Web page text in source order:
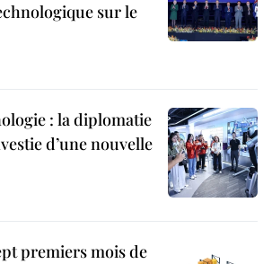
sur le
: la diplomatie
d’une nouvelle
premiers mois de